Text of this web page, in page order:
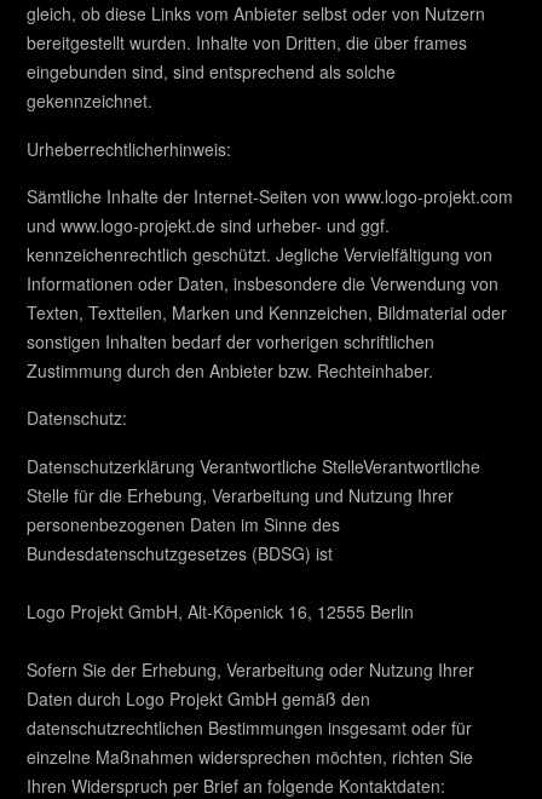
gleich, ob diese Links vom Anbieter selbst oder von Nutzern
bereitgestellt wurden. Inhalte von Dritten, die über frames
eingebunden sind, sind entsprechend als solche
gekennzeichnet.
Urheberrechtlicherhinweis:
Sämtliche Inhalte der Internet-Seiten von www.logo-projekt.com
und www.logo-projekt.de sind urheber- und ggf.
kennzeichenrechtlich geschützt. Jegliche Vervielfältigung von
Informationen oder Daten, insbesondere die Verwendung von
Texten, Textteilen, Marken und Kennzeichen, Bildmaterial oder
sonstigen Inhalten bedarf der vorherigen schriftlichen
Zustimmung durch den Anbieter bzw. Rechteinhaber.
Datenschutz:
Datenschutzerklärung Verantwortliche StelleVerantwortliche
Stelle für die Erhebung, Verarbeitung und Nutzung Ihrer
personenbezogenen Daten im Sinne des
Bundesdatenschutzgesetzes (BDSG) ist
Logo Projekt GmbH, Alt-Köpenick 16, 12555 Berlin
Sofern Sie der Erhebung, Verarbeitung oder Nutzung Ihrer
Daten durch Logo Projekt GmbH gemäß den
datenschutzrechtlichen Bestimmungen insgesamt oder für
einzelne Maßnahmen widersprechen möchten, richten Sie
Ihren Widerspruch per Brief an folgende Kontaktdaten: